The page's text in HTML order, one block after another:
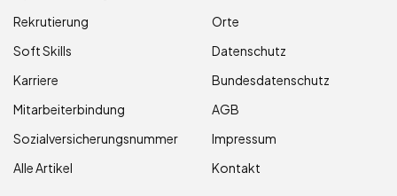
Rekrutierung
Soft Skills
Karriere
Mitarbeiterbindung
Sozialversicherungsnummer
Alle Artikel
Orte
Datenschutz
Bundesdatenschutz
AGB
Impressum
Kontakt